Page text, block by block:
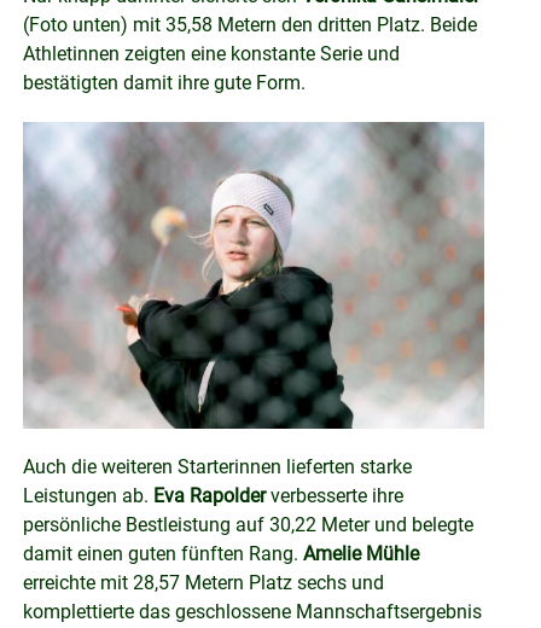
(Foto unten) mit 35,58 Metern den dritten Platz. Beide
Athletinnen zeigten eine konstante Serie und
bestätigten damit ihre gute Form.
Auch die weiteren Starterinnen lieferten starke
Leistungen ab. Eva Rapolderverbesserte ihre
persönliche Bestleistung auf 30,22 Meter und belegte
damit einen guten fünften Rang. Amelie Mühle
erreichte mit 28,57 Metern Platz sechs und
komplettierte das geschlossene Mannschaftsergebnis